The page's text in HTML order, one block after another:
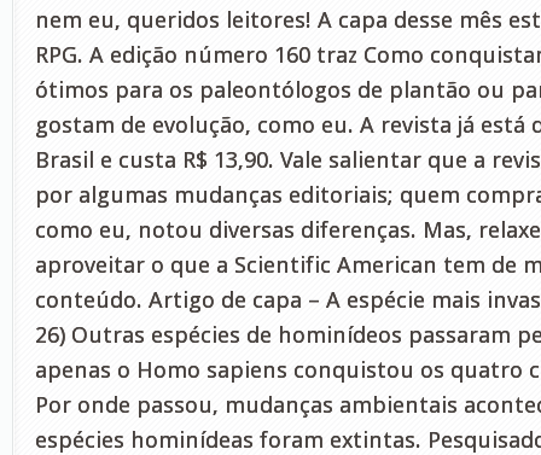
nem eu, queridos leitores! A capa desse mês
RPG. A edição número 160 traz Como
ótimos para os paleontólogos de plantão ou
gostam de evolução, como eu. A revista já está
Brasil e custa R$ 13,90. Vale salientar que a
por algumas mudanças editoriais; quem
como eu, notou diversas diferenças. Mas,
aproveitar o que a Scientific American tem de
conteúdo. Artigo de capa – A espécie mais
26) Outras espécies de hominídeos passaram
apenas o Homo sapiens conquistou os quatro
Por onde passou, mudanças ambientais
espécies hominídeas foram extintas.